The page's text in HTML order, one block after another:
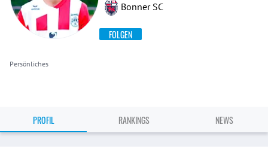
Bonner SC
FOLGEN
Persönliches
PROFIL RANKINGS NEWS